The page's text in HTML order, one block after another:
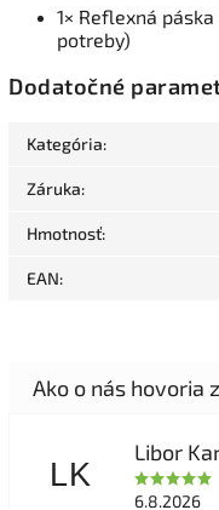
1× Reflexná
potreby)
Dodatočné
Kategória:
Záruka:
Hmotnosť:
EAN:
LK
Libor
6.8.2026